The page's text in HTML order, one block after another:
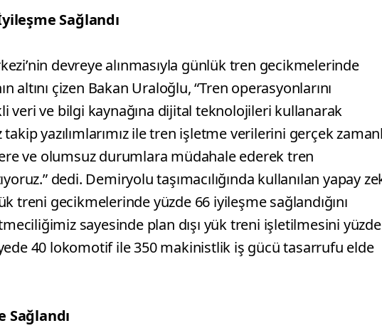
Sağlandı
devreye alınmasıyla günlük tren gecikmelerinde
altını çizen Bakan Uraloğlu, “Tren operasyonlarını
veri ve bilgi kaynağına dijital teknolojileri kullanarak
yazılımlarımız ile tren işletme verilerini gerçek
ve olumsuz durumlara müdahale ederek tren
dedi. Demiryolu taşımacılığında kullanılan yapay
treni gecikmelerinde yüzde 66 iyileşme sağlandığını
sayesinde plan dışı yük treni işletilmesini yüzde
40 lokomotif ile 350 makinistlik iş gücü tasarrufu elde
Sağlandı